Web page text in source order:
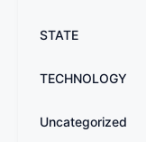
STATE
TECHNOLOGY
Uncategorized